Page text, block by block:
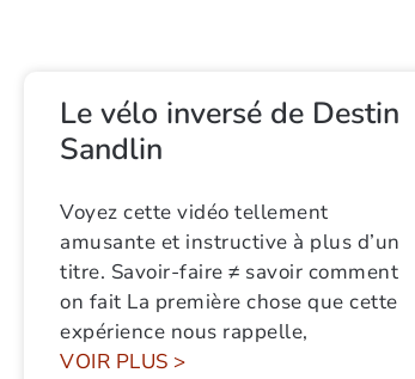
Le vélo inversé de Destin
Sandlin
Voyez cette vidéo tellement
amusante et instructive à plus d’un
titre. Savoir-faire ≠ savoir comment
on fait La première chose que cette
expérience nous rappelle,
VOIR PLUS >